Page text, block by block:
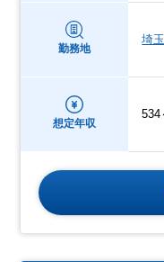
勤務地
埼
想定年収
534